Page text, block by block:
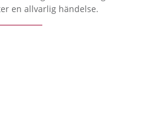
en allvarlig händelse.